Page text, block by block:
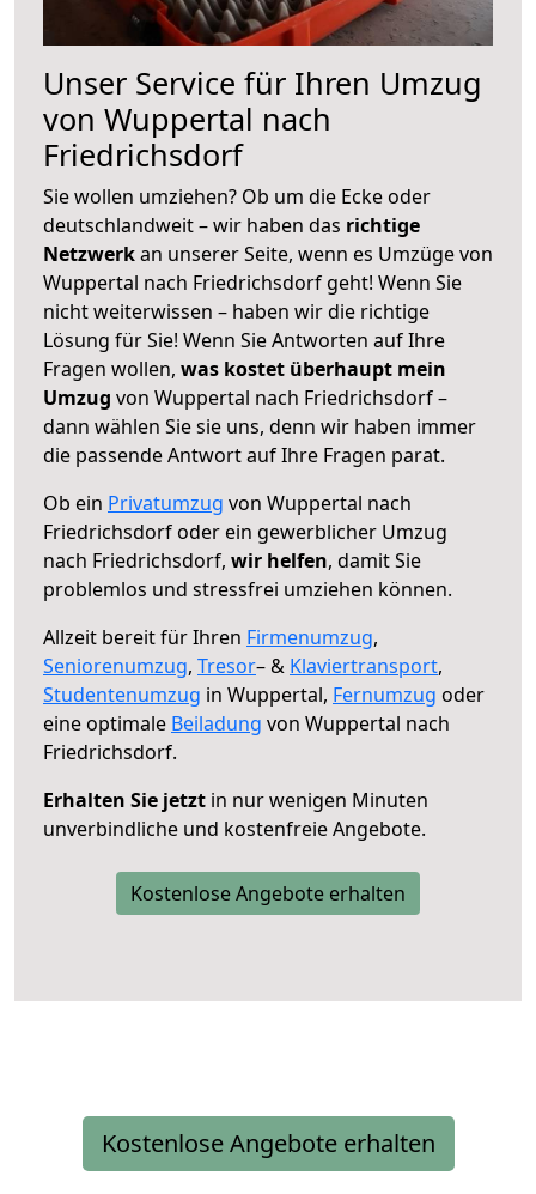
Unser Service für Ihren Umzug
von Wuppertal nach
Friedrichsdorf
Sie wollen umziehen? Ob um die Ecke oder
deutschlandweit – wir haben das richtige
Netzwerkan unserer Seite, wenn es Umzüge von
Wuppertal nach Friedrichsdorf geht! Wenn Sie
nicht weiterwissen – haben wir die richtige
Lösung für Sie! Wenn Sie Antworten auf Ihre
Fragen wollen, was kostet überhaupt mein
Umzug von Wuppertal nach Friedrichsdorf –
dann wählen Sie sie uns, denn wir haben immer
die passende Antwort auf Ihre Fragen parat.
Ob ein Privatumzug von Wuppertal nach
Friedrichsdorf oder ein gewerblicher Umzug
nach Friedrichsdorf, wir helfen, damit Sie
problemlos und stressfrei umziehen können.
Allzeit bereit für Ihren Firmenumzug,
Seniorenumzug, Tresor– & Klaviertransport,
Studentenumzug in Wuppertal, Fernumzug oder
eine optimale Beiladung von Wuppertal nach
Friedrichsdorf.
Erhalten Sie jetzt in nur wenigen Minuten
unverbindliche und kostenfreie Angebote.
Kostenlose Angebote erhalten
Kostenlose Angebote erhalten